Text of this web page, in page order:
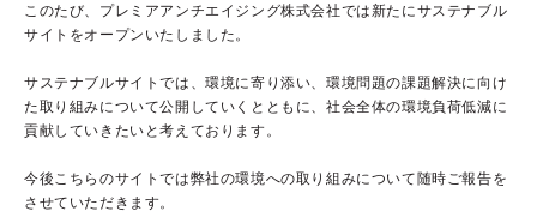
商品の使い方
ブランドコンセプト
このたび、プレミアアンチエイジング株式会社では新たにサステナブル
サイトをオープンいたしました。
サステナブルサイトでは、環境に寄り添い、環境問題の課題解決に向け
た取り組みについて公開していくとともに、 社会全体の環境負荷低減に
貢献していきたいと考えております。
今後こちらのサイトでは弊社の環境への取り組みについて 随時ご報告を
させていただきます。